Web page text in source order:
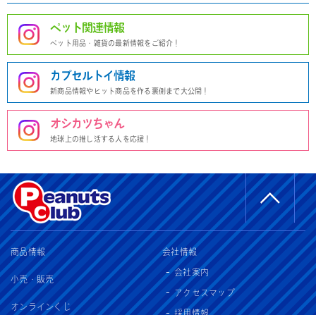
ペット関連情報
ペット用品・雑貨の最新情報をご紹介！
カプセルトイ情報
新商品情報やヒット商品を作る裏側まで大公開！
オシカツちゃん
地球上の推し活する人を応援！
商品情報
小売・販売
オンラインくじ
会社情報
会社案内
アクセスマップ
採用情報